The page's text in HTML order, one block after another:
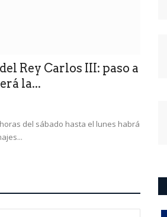
Rey Carlos III: paso a
la...
del sábado hasta el lunes habrá